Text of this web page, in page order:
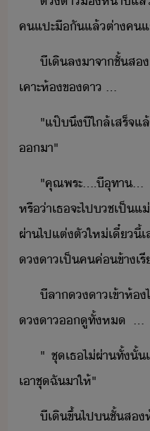
ค​แปะ​ื​ั​แล้​ต่า​ค​
ี​เิล​าจา​ชั้ส
เคาะ​ห้​ข​า​ ​...​
"​แป๊​ึ​ี​ใล้​เสร็จ​
า​"
"​คุณ​พระ​....​ี​ุทา
หรื่า​เธ​จะ​ไป​ช​เป็
ผ่า​ไป​แต่ตั​ให่​เี๋
า​เป็​ค​ค่ข้า​เรี
ี​ลา​า​เข้า​ห้
า​​ู​ทั้ห​ ​ ​...
"​ ​ชุ​เธ​ไ่​ผ่า​ทั้ั้
เา​ชุ​ฉั​า​ให้​"​
ี​เิ​ขึ้ไป​​ชั้ส​